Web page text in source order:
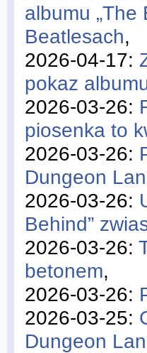
albumu
Beatlesach,
2026-04-17:
pokaz
2026-03-26:
piosenka to
2026-03-26:
Dungeon
2026-03-26:
Behind”
2026-03-26:
betonem,
2026-03-26:
2026-03-25:
Dungeon